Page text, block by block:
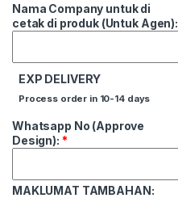
Nama Company untuk di
cetak di produk (Untuk Agen):
EXP DELIVERY
Process order in 10-14 days
Whatsapp No (Approve
Design): *
MAKLUMAT TAMBAHAN: